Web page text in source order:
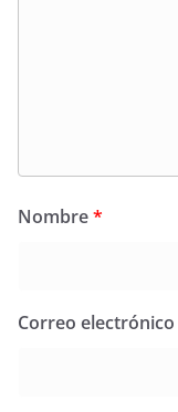
Nombre*
Correo electrónico